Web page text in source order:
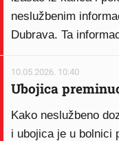
neslužbenim
Dubrava. Ta
10.05.2026. 10:40
Ubojica
Kako neslužbeno
i ubojica je u bolnici